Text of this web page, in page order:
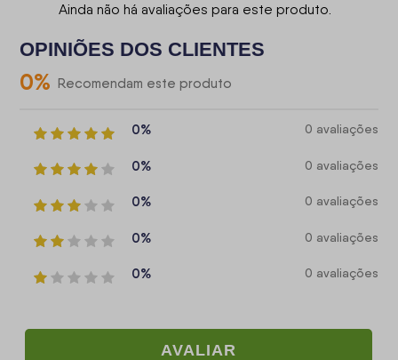
Ainda não há avaliações para este produto.
OPINIÕES DOS CLIENTES
0% Recomendam este produto
0% 0 avaliações
0% 0 avaliações
0% 0 avaliações
0% 0 avaliações
0% 0 avaliações
AVALIAR